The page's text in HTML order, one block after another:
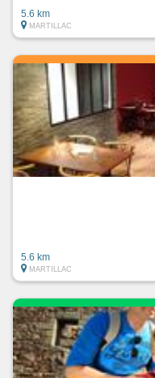
5.6 km
MARTILLAC
5.6 km
MARTILLAC